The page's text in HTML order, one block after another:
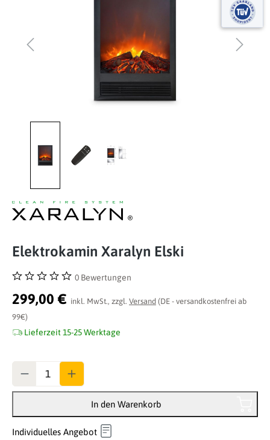
Elektrokamin Xaralyn Elski
Durchschnittliche Bewertung von 0 von 5 Sternen
0 Bewertungen
299,00 € inkl. MwSt., zzgl. Versand (DE - versandkostenfrei ab
99€)
Lieferzeit 15-25 Werktage
In den Warenkorb
Individuelles Angebot